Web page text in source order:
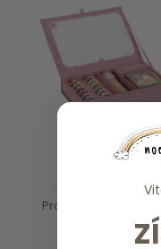
Projektor príbehov
Little Dutch